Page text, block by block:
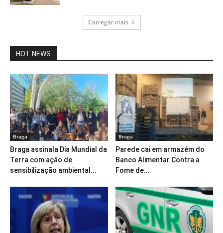
Carregar mais
HOT NEWS
Braga
Braga assinala Dia Mundial da
Terra com ação de
sensibilização ambiental...
Braga
Parede cai em armazém do
Banco Alimentar Contra a
Fome de...